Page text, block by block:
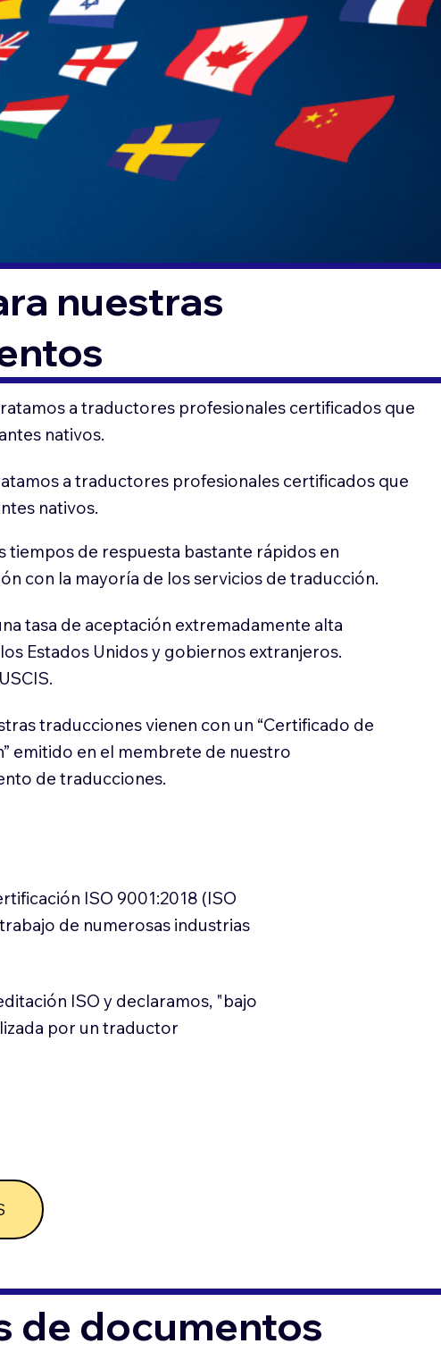
nuestras
a traductores profesionales certificados que
nativos.
a traductores profesionales certificados que
nativos.
tiempos de respuesta bastante rápidos en
con la mayoría de los servicios de traducción.
tasa de aceptación extremadamente alta
Estados Unidos y gobiernos extranjeros.
traducciones vienen con un “Certificado de
emitido en el membrete de nuestro
de traducciones.
ISO 9001:2018 (ISO
de numerosas industrias
ISO y declaramos, "bajo
por un traductor
de documentos